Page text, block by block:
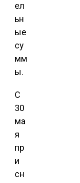
ел
ьн
ые
су
мм
ы.
С
30
ма
я
пр
и
сн